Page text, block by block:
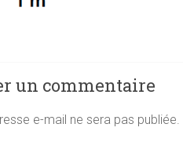
un commentaire
e-mail ne sera pas publiée.